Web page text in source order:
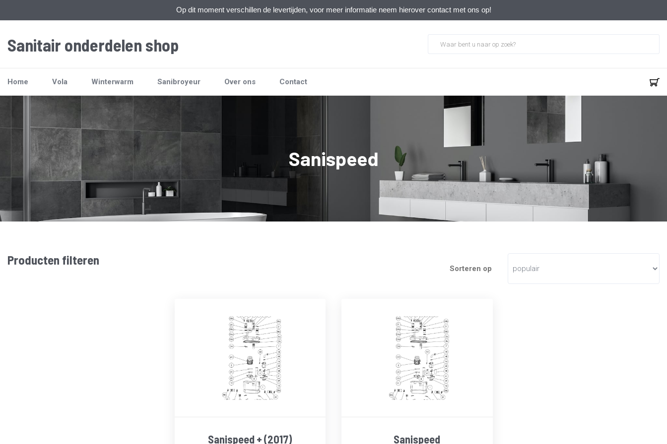
Op dit moment verschillen de levertijden, voor meer informatie neem hierover contact met ons op!
Sanitair onderdelen shop
Home Vola Winterwarm Sanibroyeur Over ons Contact
Sanispeed
Sorteren op
Sanispeed + (2017) Sanispeed
Producten filteren